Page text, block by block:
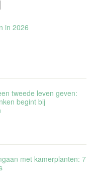
in 2026
tweede leven geven:
begint bij
met kamerplanten: 7